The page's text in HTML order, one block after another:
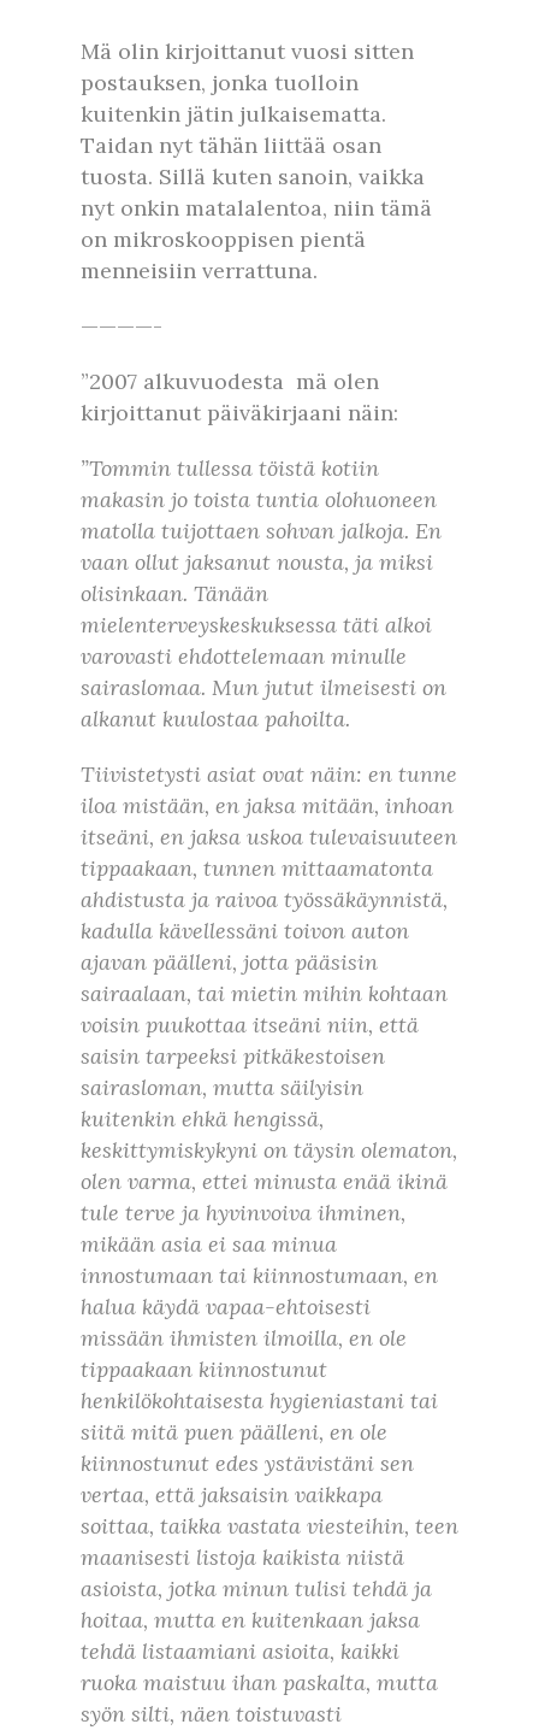
Mä olin kirjoittanut vuosi sitten
postauksen, jonka tuolloin
kuitenkin jätin julkaisematta.
Taidan nyt tähän liittää osan
tuosta. Sillä kuten sanoin, vaikka
nyt onkin matalalentoa, niin tämä
on mikroskooppisen pientä
menneisiin verrattuna.
————-
”2007 alkuvuodesta mä olen
kirjoittanut päiväkirjaani näin:
”Tommin tullessa töistä kotiin
makasin jo toista tuntia olohuoneen
matolla tuijottaen sohvan jalkoja. En
vaan ollut jaksanut nousta, ja miksi
olisinkaan. Tänään
mielenterveyskeskuksessa täti alkoi
varovasti ehdottelemaan minulle
sairaslomaa. Mun jutut ilmeisesti on
alkanut kuulostaa pahoilta.
Tiivistetysti asiat ovat näin: en tunne
iloa mistään, en jaksa mitään, inhoan
itseäni, en jaksa uskoa tulevaisuuteen
tippaakaan, tunnen mittaamatonta
ahdistusta ja raivoa työssäkäynnistä,
kadulla kävellessäni toivon auton
ajavan päälleni, jotta pääsisin
sairaalaan, tai mietin mihin kohtaan
voisin puukottaa itseäni niin, että
saisin tarpeeksi pitkäkestoisen
sairasloman, mutta säilyisin
kuitenkin ehkä hengissä,
keskittymiskykyni on täysin olematon,
olen varma, ettei minusta enää ikinä
tule terve ja hyvinvoiva ihminen,
mikään asia ei saa minua
innostumaan tai kiinnostumaan, en
halua käydä vapaa-ehtoisesti
missään ihmisten ilmoilla, en ole
tippaakaan kiinnostunut
henkilökohtaisesta hygieniastani tai
siitä mitä puen päälleni, en ole
kiinnostunut edes ystävistäni sen
vertaa, että jaksaisin vaikkapa
soittaa, taikka vastata viesteihin, teen
maanisesti listoja kaikista niistä
asioista, jotka minun tulisi tehdä ja
hoitaa, mutta en kuitenkaan jaksa
tehdä listaamiani asioita, kaikki
ruoka maistuu ihan paskalta, mutta
syön silti, näen toistuvasti